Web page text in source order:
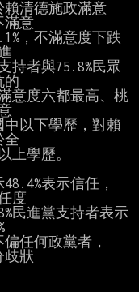
賴清德施政滿意
滿意
，不滿意度下跌
持者與75.8%民眾
的
意度六都最高、桃
中以下學歷，對賴
全
上學歷。
表示信任，
度
民進黨支持者表示
任何政黨者，
歧狀